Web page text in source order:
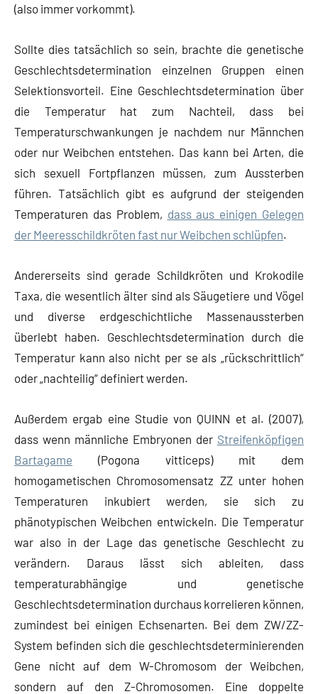
(also immer vorkommt).
Sollte dies tatsächlich so sein, brachte die genetische
Geschlechtsdetermination einzelnen Gruppen einen
Selektionsvorteil. Eine Geschlechtsdetermination über
die Temperatur hat zum Nachteil, dass bei
Temperaturschwankungen je nachdem nur Männchen
oder nur Weibchen entstehen. Das kann bei Arten, die
sich sexuell Fortpflanzen müssen, zum Aussterben
führen. Tatsächlich gibt es aufgrund der steigenden
Temperaturen das Problem, dass aus einigen Gelegen
der Meeresschildkröten fast nur Weibchen schlüpfen.
Andererseits sind gerade Schildkröten und Krokodile
Taxa, die wesentlich älter sind als Säugetiere und Vögel
und diverse erdgeschichtliche Massenaussterben
überlebt haben. Geschlechtsdetermination durch die
Temperatur kann also nicht per se als „rückschrittlich“
oder „nachteilig“ definiert werden.
Außerdem ergab eine Studie von QUINN et al. (2007),
dass wenn männliche Embryonen der Streifenköpfigen
Bartagame (Pogona vitticeps) mit dem
homogametischen Chromosomensatz ZZ unter hohen
Temperaturen inkubiert werden, sie sich zu
phänotypischen Weibchen entwickeln. Die Temperatur
war also in der Lage das genetische Geschlecht zu
verändern. Daraus lässt sich ableiten, dass
temperaturabhängige und genetische
Geschlechtsdetermination durchaus korrelieren können,
zumindest bei einigen Echsenarten. Bei dem ZW/ZZ-
System befinden sich die geschlechtsdeterminierenden
Gene nicht auf dem W-Chromosom der Weibchen,
sondern auf den Z-Chromosomen. Eine doppelte